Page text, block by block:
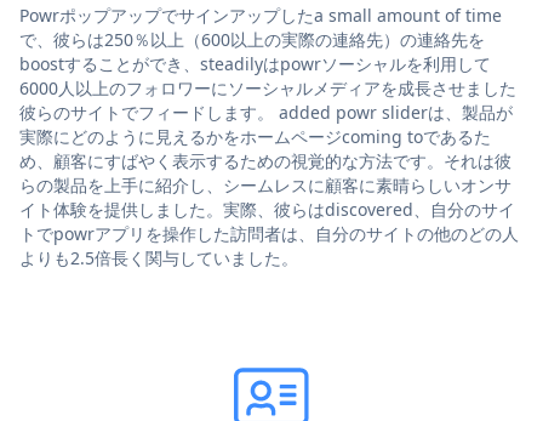
Powrポップアップでサインアップしたa small amount of time
で、彼らは250％以上（600以上の実際の連絡先）の連絡先を
boostすることができ、steadilyはpowrソーシャルを利用して
6000人以上のフォロワーにソーシャルメディアを成長させました
彼らのサイトでフィードします。 added powr sliderは、製品が
実際にどのように見えるかをホームページcoming toであるた
め、顧客にすばやく表示するための視覚的な方法です。それは彼
らの製品を上手に紹介し、シームレスに顧客に素晴らしいオンサ
イト体験を提供しました。実際、彼らはdiscovered、自分のサイ
トでpowrアプリを操作した訪問者は、自分のサイトの他のどの人
よりも2.5倍長く関与していました。